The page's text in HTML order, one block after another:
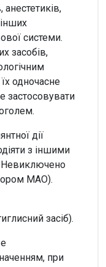
анестетиків,
системи.
засобів,
їх одночасне
застосовувати
дії
з іншими
Невиключено
МАО).
засіб).
при